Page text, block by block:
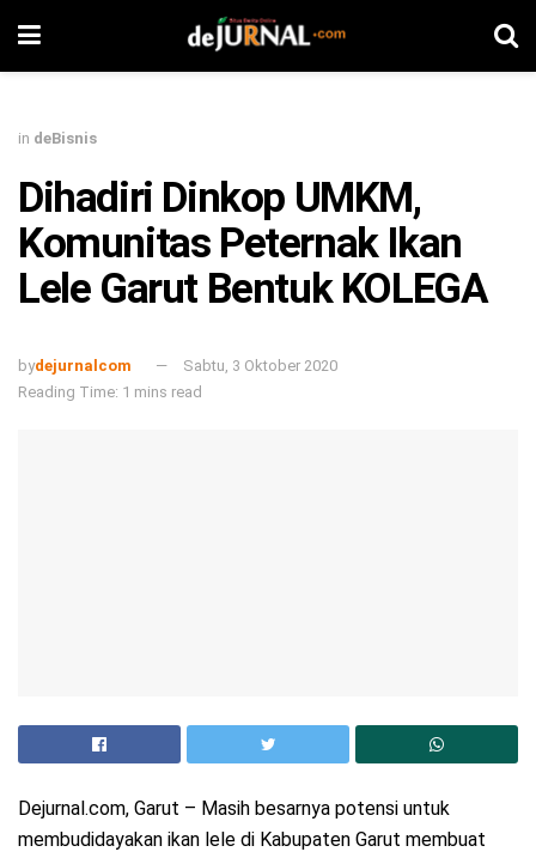
in deBisnis
Dihadiri Dinkop UMKM,
Komunitas Peternak Ikan
Lele Garut Bentuk KOLEGA
bydejurnalcom
Sabtu, 3 Oktober 2020
Reading Time: 1 mins read
Dejurnal.com, Garut – Masih besarnya potensi untuk
membudidayakan ikan lele di Kabupaten Garut membuat